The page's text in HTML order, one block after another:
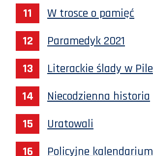
W trosce o pamięć
Paramedyk 2021
Literackie ślady w Pile
Niecodzienna historia
Uratowali
Policyjne kalendarium